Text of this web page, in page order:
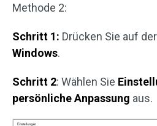
Methode 2:
Schritt 1: Drücken Sie auf
Windows.
Schritt 2: Wählen Sie
persönlicheAnpassung aus.